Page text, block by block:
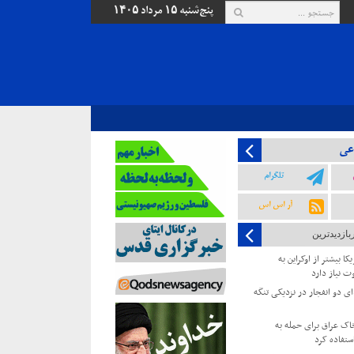
پنج‌شنبه ۱۵ مرداد ۱۴۰۵
تلگرام
آر اس اس
بیشتر از اوکراین به
نیاز دارد
دو انفجار در نزدیکی تنگه
عراق برای حمله به
کرد